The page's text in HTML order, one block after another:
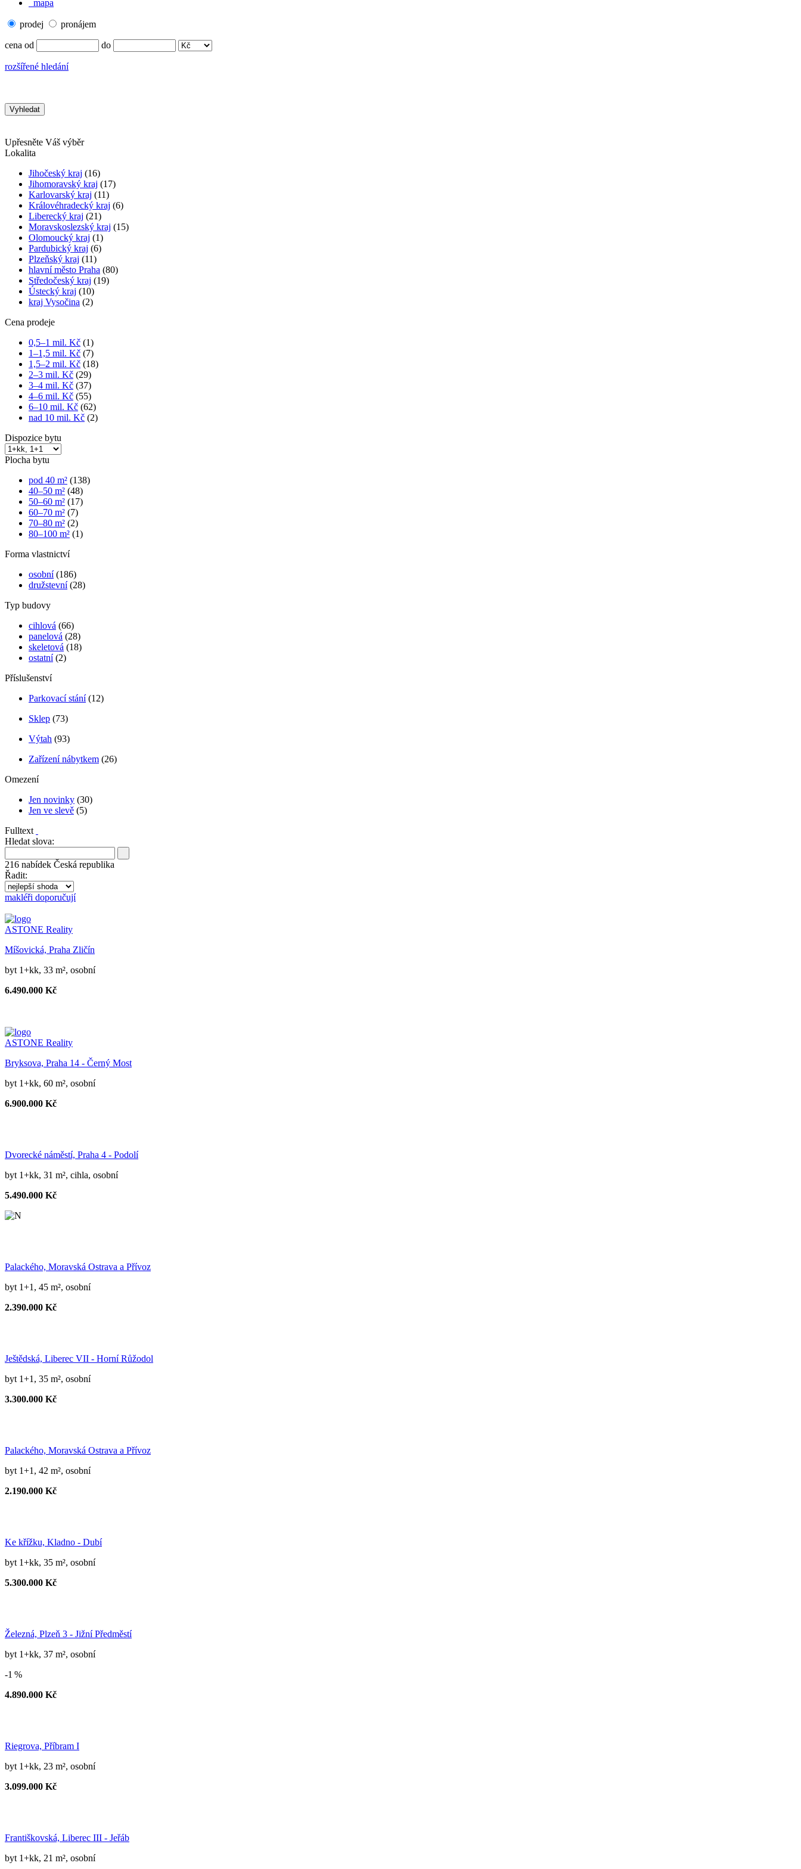
mapa
prodej pronájem
cena od do
rozšířené hledání
Upřesněte Váš výběr
Lokalita
Jihočeský kraj (16)
Jihomoravský kraj (17)
Karlovarský kraj (11)
Královéhradecký kraj (6)
Liberecký kraj (21)
Moravskoslezský kraj (15)
Olomoucký kraj (1)
Pardubický kraj (6)
Plzeňský kraj (11)
hlavní město Praha (80)
Středočeský kraj (19)
Ústecký kraj (10)
kraj Vysočina (2)
Cena prodeje
0,5–1 mil. Kč (1)
1–1,5 mil. Kč (7)
1,5–2 mil. Kč (18)
2–3 mil. Kč (29)
3–4 mil. Kč (37)
4–6 mil. Kč (55)
6–10 mil. Kč (62)
nad 10 mil. Kč (2)
Dispozice bytu
Plocha bytu
pod 40 m² (138)
40–50 m² (48)
50–60 m² (17)
60–70 m² (7)
70–80 m² (2)
80–100 m² (1)
Forma vlastnictví
osobní(186)
družstevní(28)
Typ budovy
cihlová (66)
panelová (28)
skeletová (18)
ostatní(2)
Příslušenství
Parkovací stání(12)
Sklep (73)
Výtah (93)
Zařízení nábytkem (26)
Omezení
Jen novinky (30)
Jen ve slevě (5)
Fulltext
Hledat slova:
216 nabídek Česká republika
Řadit:
makléři doporučují
ASTONE Reality
Míšovická, Praha Zličín
byt 1+kk, 33 m², osobní
6.490.000 Kč
ASTONE Reality
Bryksova, Praha 14 - Černý Most
byt 1+kk, 60 m², osobní
6.900.000 Kč
Dvorecké náměstí, Praha 4 - Podolí
byt 1+kk, 31 m², cihla, osobní
5.490.000 Kč
Palackého, Moravská Ostrava a Přívoz
byt 1+1, 45 m², osobní
2.390.000 Kč
Ještědská, Liberec VII - Horní Růžodol
byt 1+1, 35 m², osobní
3.300.000 Kč
Palackého, Moravská Ostrava a Přívoz
byt 1+1, 42 m², osobní
2.190.000 Kč
Ke křížku, Kladno - Dubí
byt 1+kk, 35 m², osobní
5.300.000 Kč
Železná, Plzeň 3 - Jižní Předměstí
byt 1+kk, 37 m², osobní
-1 %
4.890.000 Kč
Riegrova, Příbram I
byt 1+kk, 23 m², osobní
3.099.000 Kč
Františkovská, Liberec III - Jeřáb
byt 1+kk, 21 m², osobní